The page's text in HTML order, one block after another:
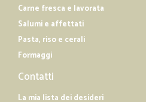
Carne fresca e lavorata
Salumi e affettati
Pasta, riso e cerali
Formaggi
Contatti
La mia lista dei desideri